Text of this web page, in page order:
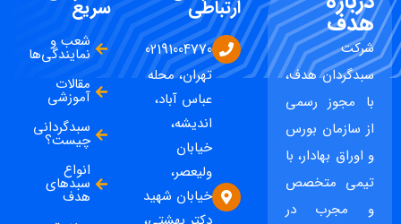
هدف
شرکت
سبدگردان هدف،
با مجوز رسمی
از سازمان بورس
و اوراق بهادار، با
تیمی متخصص
و مجرب در
ارتباطی
02191004770
تهران، محله
عباس آباد،
اندیشه،
خیابان
ولیعصر،
خیابان شهید
سریع
شعب و
نمایندگی‌ها
مقالات
آموزشی
سبدگردانی
چیست؟
انواع
سبدهای
هدف